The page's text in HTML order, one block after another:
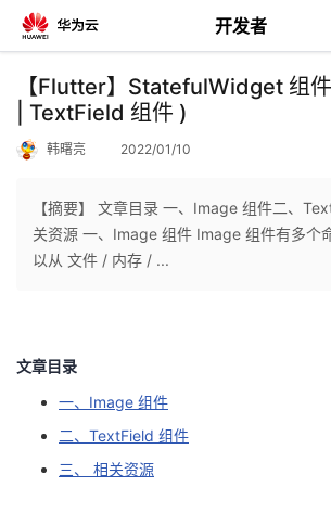
开发者
返
回
个
主
的
发
【Flutter】StatefulWidget 组
| TextField 组件 )
韩曙亮 2022/01/10
【摘要】 文章目录 一、Image 组件二、
关资源 一、Image 组件 Image 组件有多个
以从 文件 / 内存 / ...
文章目录
一、Image 组件
二、TextField 组件
三、 相关资源